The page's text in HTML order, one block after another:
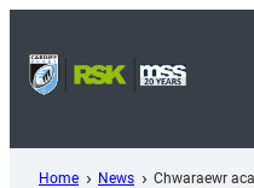
content
Home News
Chwaraewr